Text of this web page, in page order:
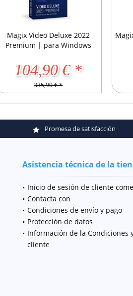
Magix Video Deluxe 2022
Premium | para Windows
104,90 € *
335,90 € *
Promesa de satisfacción
Asistencia técnica de la
Inicio de sesión de cliente
Contacta con
Condiciones de envío y pago
Protección de datos
Información de la Condiciones
cliente